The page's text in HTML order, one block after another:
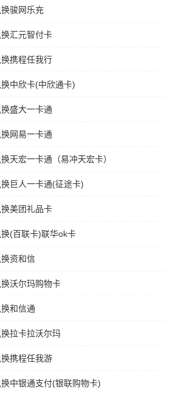
骏网乐充
汇元智付卡
携程任我行
中欣卡(中欣通卡)
盛大一卡通
网易一卡通
天宏一卡通（易冲天宏卡）
巨人一卡通(征途卡)
美团礼品卡
(百联卡)联华ok卡
资和信
沃尔玛购物卡
和信通
拉卡拉沃尔玛
携程任我游
中银通支付(银联购物卡)